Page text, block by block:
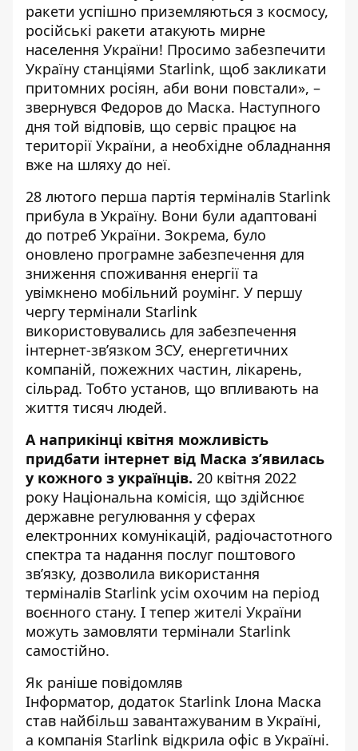
ракети успішно приземляються з космосу,
російські ракети атакують мирне
населення України! Просимо забезпечити
Україну станціями Starlink, щоб закликати
притомних росіян, аби вони повстали», –
звернувся Федоров до Маска. Наступного
дня той відповів, що сервіс працює на
території України, а необхідне обладнання
вже на шляху до неї.
28 лютого перша партія терміналів Starlink
прибула в Україну. Вони були адаптовані
до потреб України. Зокрема, було
оновлено програмне забезпечення для
зниження споживання енергії та
увімкнено мобільний роумінг. У першу
чергу термінали Starlink
використовувались для забезпечення
інтернет-зв’язком ЗСУ, енергетичних
компаній, пожежних частин, лікарень,
сільрад. Тобто установ, що впливають на
життя тисяч людей.
А наприкінці квітня можливість
придбати інтернет від Маска з’явилась
у кожного з українців. 20 квітня 2022
року Національна комісія, що здійснює
державне регулювання у сферах
електронних комунікацій, радіочастотного
спектра та надання послуг поштового
звʼязку, дозволила використання
терміналів Starlink усім охочим на період
воєнного стану. І тепер жителі України
можуть замовляти термінали Starlink
самостійно.
Як раніше повідомляв
Інформатор, додаток Starlink Ілона Маска
став найбільш завантажуваним в Україні,
а компанія Starlink відкрила офіс в Україні.